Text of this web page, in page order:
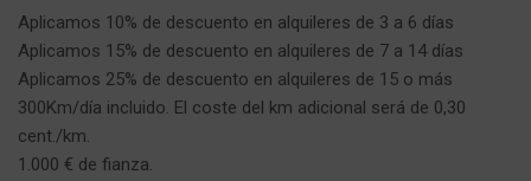
Aplicamos 10% de descuento en alquileres de 3 a 6 días
Aplicamos 15% de descuento en alquileres de 7 a 14 días
Aplicamos 25% de descuento en alquileres de 15 o más
300Km/día incluido. El coste del km adicional será de 0,30
cent./km.
1.000 € de fianza.